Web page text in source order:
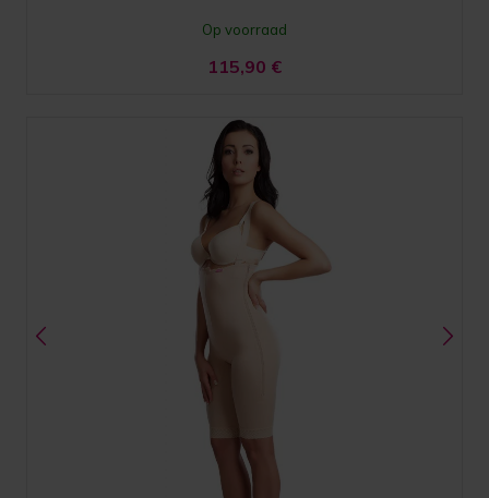
Op voorraad
115,90 €